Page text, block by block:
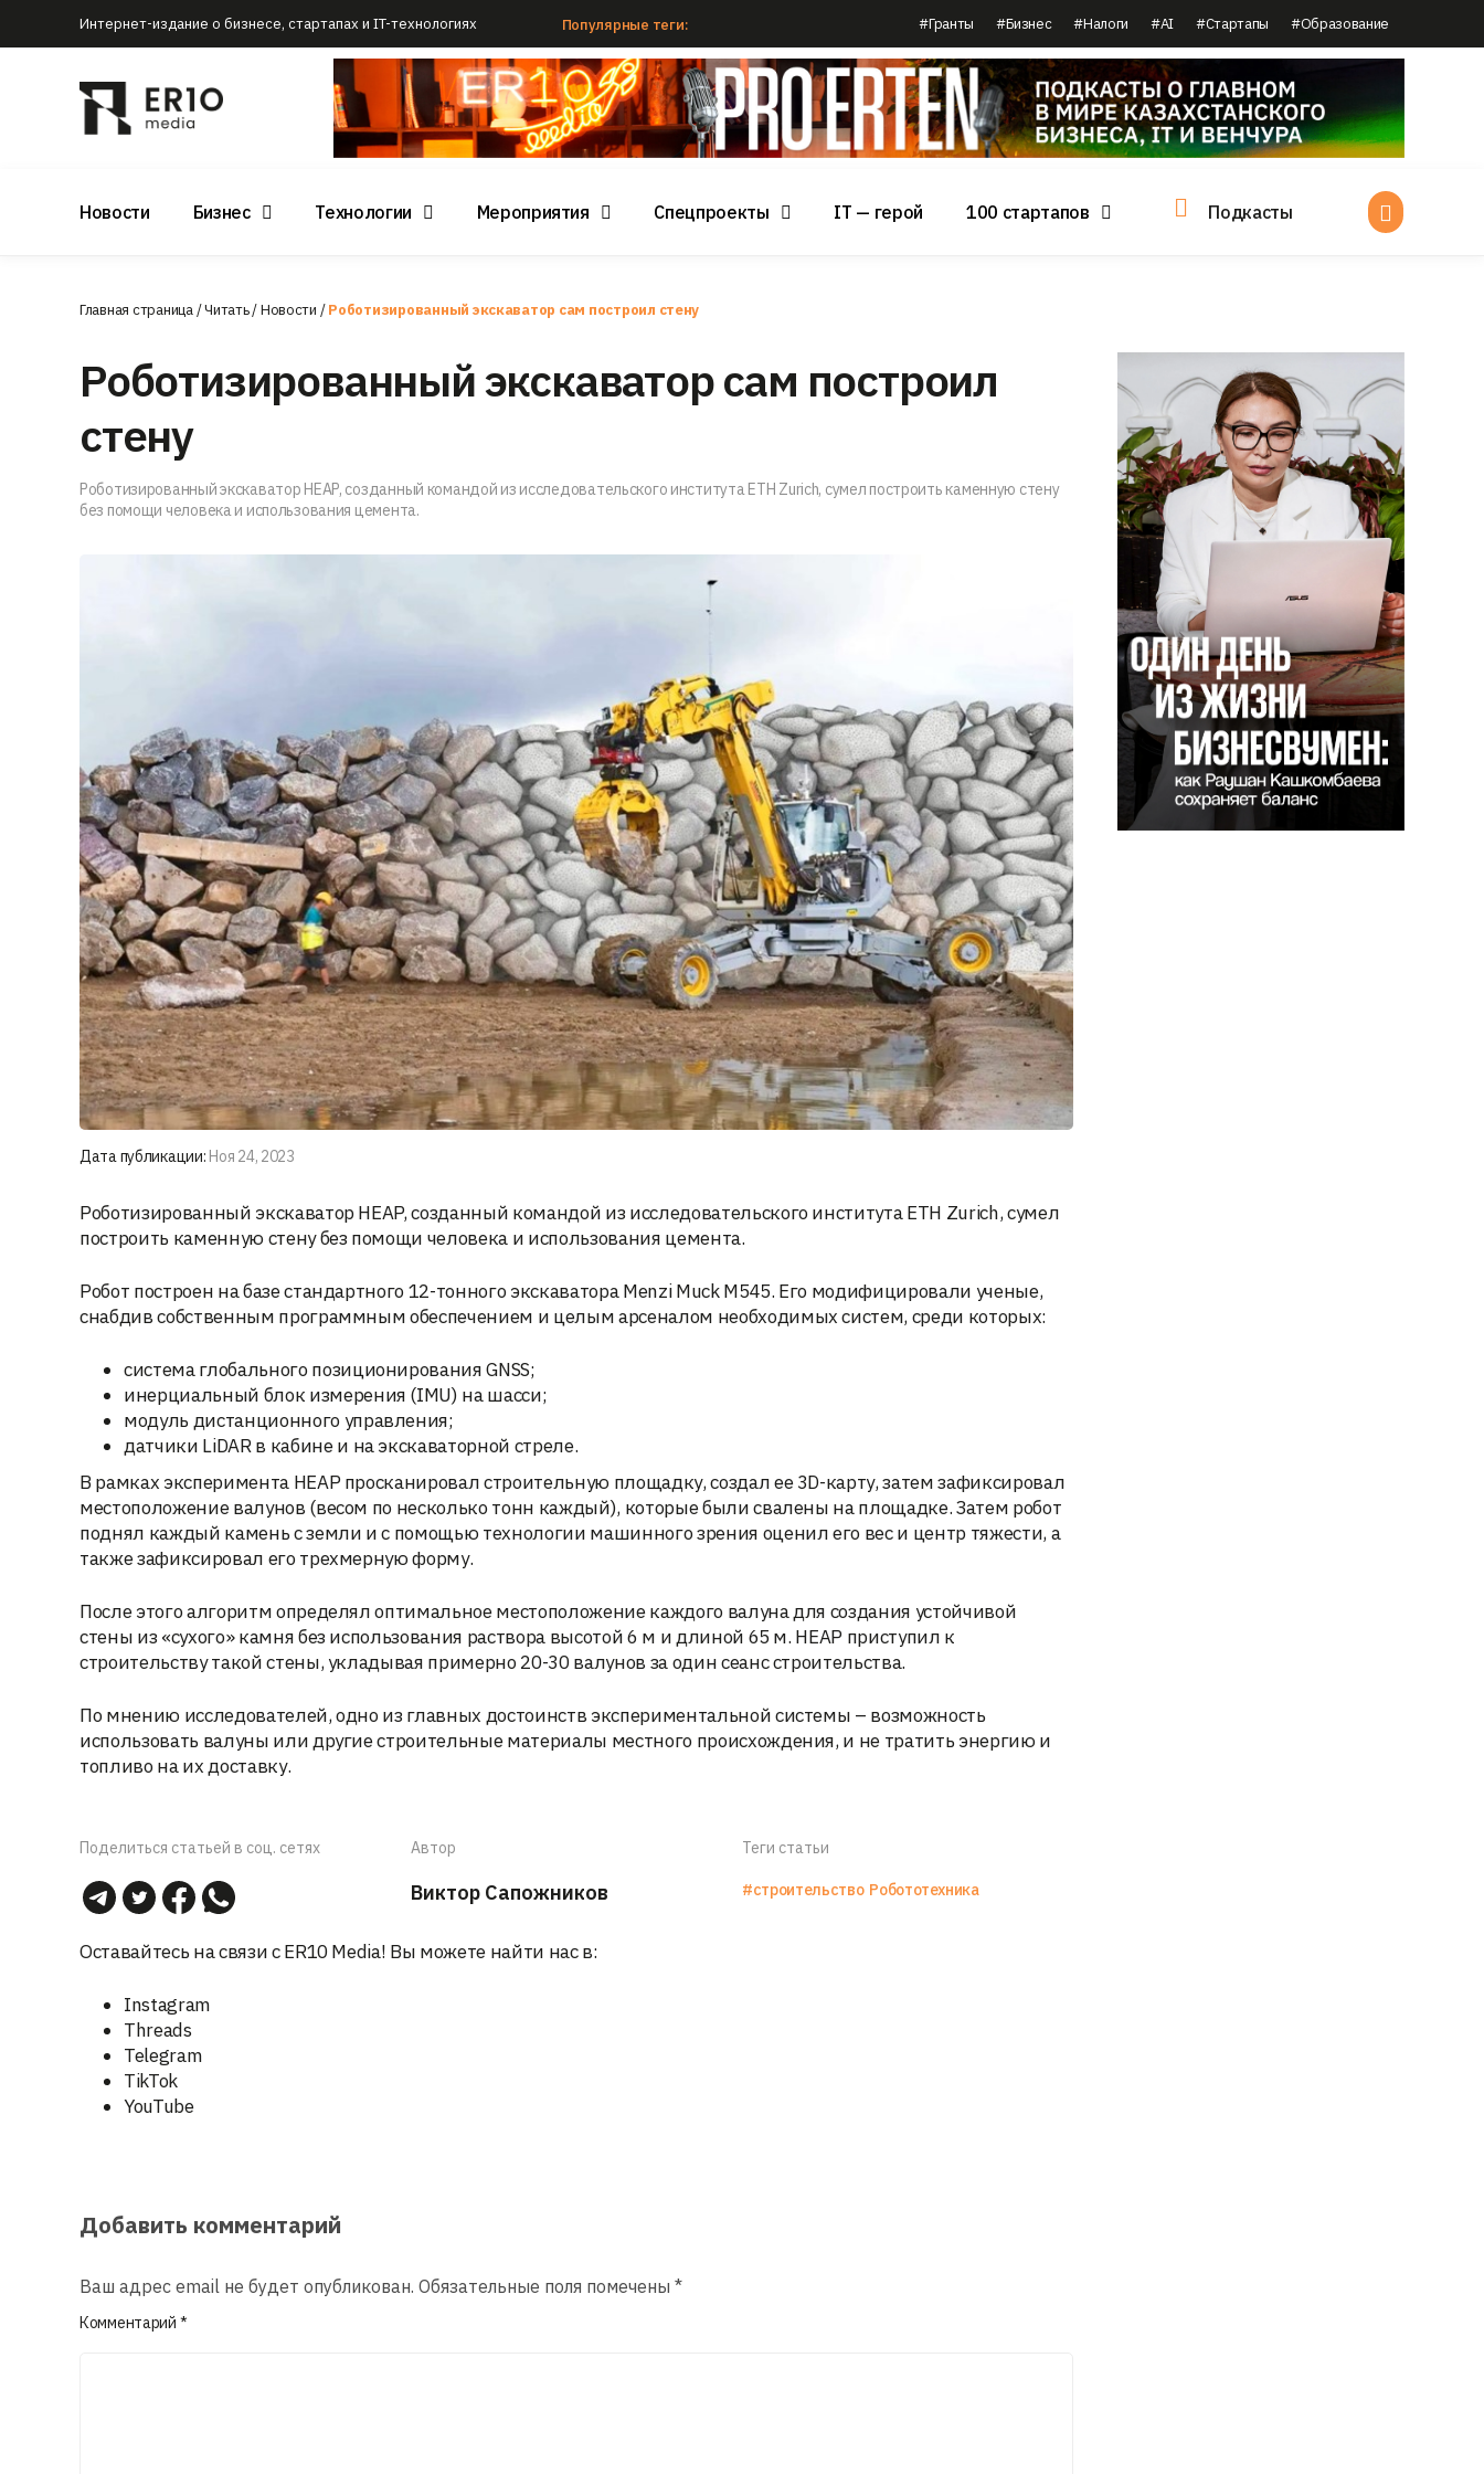
Интернет-издание о бизнесе, стартапах и IT-технологиях Популярные теги: #Гранты #Бизнес #Налоги #AI #Стартапы #Образование
Новости Бизнес Технологии Мероприятия Спецпроекты IT — герой 100 стартапов Подкасты
Главная страница/Читать/Новости /Роботизированный экскаватор сам построил стену
Роботизированный экскаватор сам построил
стену
Роботизированный экскаватор HEAP, созданный командой из исследовательского института ETH Zurich, сумел построить каменную стену
без помощи человека и использования цемента.
Дата публикации: Ноя 24, 2023
Роботизированный экскаватор HEAP, созданный командой из исследовательского института ETH Zurich, сумел
построить каменную стену без помощи человека и использования цемента.
Робот построен на базе стандартного 12-тонного экскаватора Menzi Muck M545. Его модифицировали ученые,
снабдив собственным программным обеспечением и целым арсеналом необходимых систем, среди которых:
система глобального позиционирования GNSS;
инерциальный блок измерения (IMU) на шасси;
модуль дистанционного управления;
датчики LiDAR в кабине и на экскаваторной стреле.
В рамках эксперимента HEAP просканировал строительную площадку, создал ее 3D-карту, затем зафиксировал
местоположение валунов (весом по несколько тонн каждый), которые были свалены на площадке. Затем робот
поднял каждый камень с земли и с помощью технологии машинного зрения оценил его вес и центр тяжести, а
также зафиксировал его трехмерную форму.
После этого алгоритм определял оптимальное местоположение каждого валуна для создания устойчивой
стены из «сухого» камня без использования раствора высотой 6 м и длиной 65 м. HEAP приступил к
строительству такой стены, укладывая примерно 20-30 валунов за один сеанс строительства.
По мнению исследователей, одно из главных достоинств экспериментальной системы – возможность
использовать валуны или другие строительные материалы местного происхождения, и не тратить энергию и
топливо на их доставку.
Поделиться статьей в соц. сетях Автор
Виктор Сапожников
Теги статьи
#строительство Робототехника
Оставайтесь на связи с ER10 Media! Вы можете найти нас в:
Instagram
Threads
Telegram
TikTok
YouTube
Добавить комментарий
Ваш адрес email не будет опубликован. Обязательные поля помечены *
Комментарий *